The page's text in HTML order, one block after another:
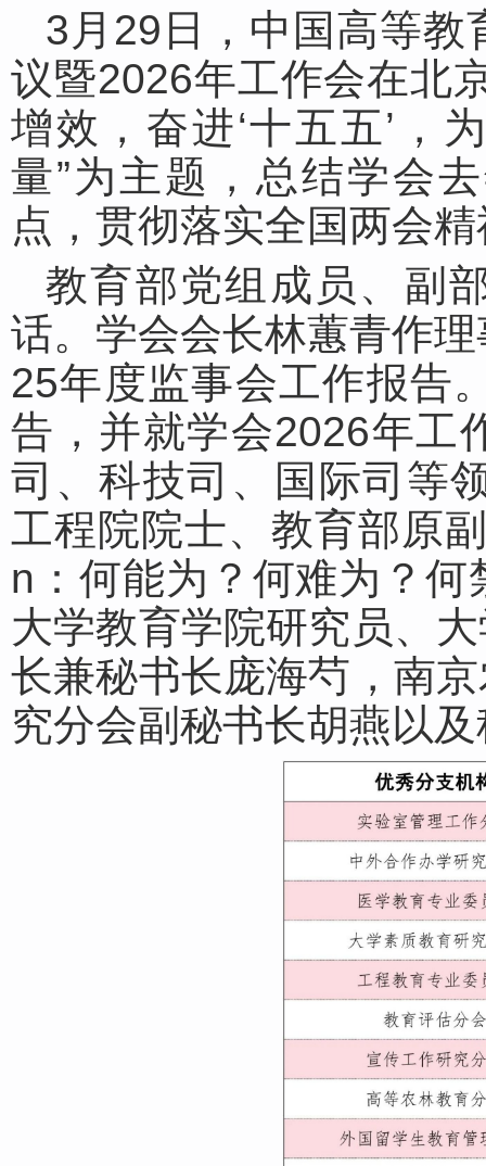
3月29日，中国高等教
议暨2026年工作会在北
增效，奋进‘十五五’，
量”为主题，总结学会
点，贯彻落实全国两会
教育部党组成员、副
话。学会会长林蕙青作
25年度监事会工作报告
告，并就学会2026年工
司、科技司、国际司等
工程院院士、教育部原
n：何能为？何难为？
大学教育学院研究员、
长兼秘书长庞海芍，南
究分会副秘书长胡燕以